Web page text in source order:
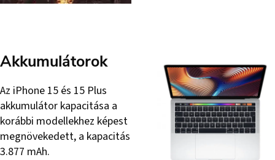
Akkumulátorok
Az iPhone 15 és 15 Plus
akkumulátor kapacitása a
korábbi modellekhez képest
megnövekedett, a kapacitás
3.877 mAh.